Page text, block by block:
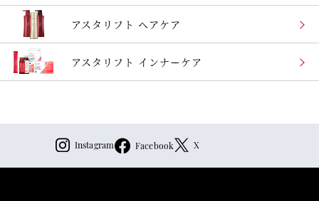
アスタリフト ヘアケア
アスタリフト インナーケア
Instagram Facebook X